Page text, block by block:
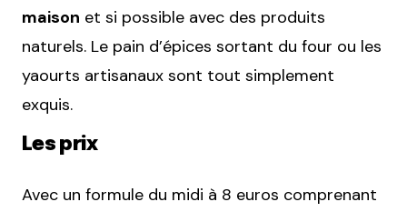
maison et si possible avec des produits
naturels. Le pain d’épices sortant du four ou les
yaourts artisanaux sont tout simplement
exquis.
Les prix
Avec un formule du midi à 8 euros comprenant